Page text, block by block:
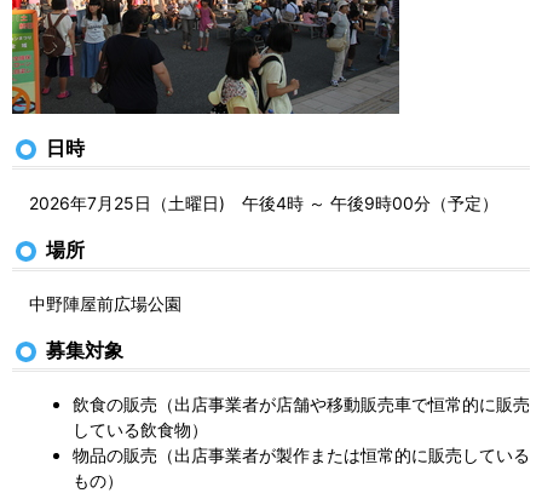
日時
2026年7月25日（土曜日) 午後4時 ～ 午後9時00分（予定）
場所
中野陣屋前広場公園
募集対象
飲食の販売（出店事業者が店舗や移動販売車で恒常的に販売
している飲食物）
物品の販売（出店事業者が製作または恒常的に販売している
もの）